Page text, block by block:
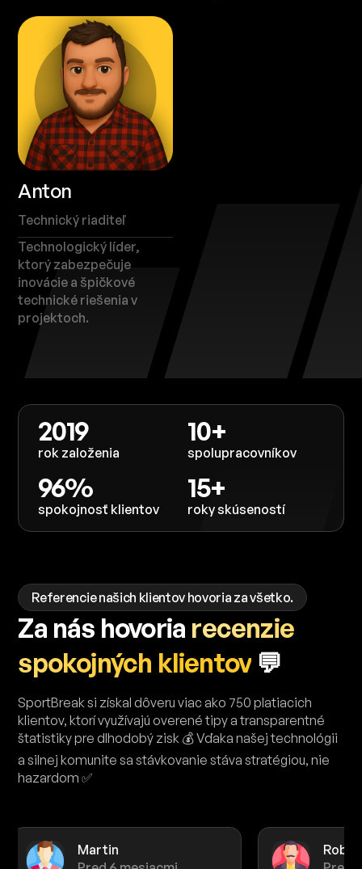
Anton
Technický riaditeľ
Technologický líder,
ktorý zabezpečuje
inovácie a špičkové
technické riešenia v
projektoch.
2019
rok založenia
10+
spolupracovníkov
96%
spokojnosť klientov
15+
roky skúseností
Referencie našich klientov hovoria za všetko.
Za nás hovoria recenzie
spokojných klientov 💬
SportBreak si získal dôveru viac ako 750 platiacich
klientov, ktorí využívajú overené tipy a transparentné
štatistiky pre dlhodobý zisk 💰 Vďaka našej technológii
a silnej komunite sa stávkovanie stáva stratégiou, nie
hazardom ✅